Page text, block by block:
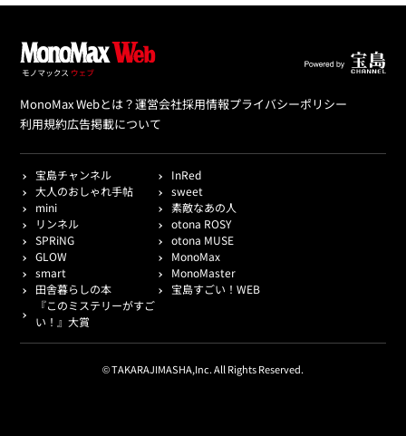
MonoMax Webとは？運営会社採用情報プライバシーポリシー
利用規約広告掲載について
宝島チャンネル
InRed
大人のおしゃれ手帖
sweet
mini
素敵なあの人
リンネル
otona ROSY
SPRiNG
otona MUSE
GLOW
MonoMax
smart
MonoMaster
田舎暮らしの本
宝島すごい！WEB
『このミステリーがすご
い！』大賞
© TAKARAJIMASHA,Inc. All Rights Reserved.